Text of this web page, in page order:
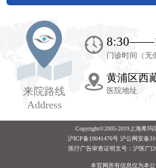
来院路线
Address
门诊时间（无
黄浦区西
医院地址
Copyright©2005-2019上海希玛
沪ICP备19041476号 沪公网安备
医疗广告审查证明文号： 沪医广
本官网所有信息仅为本公